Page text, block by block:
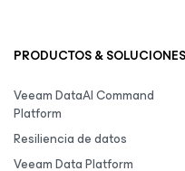
PRODUCTOS & SOLUCIONES
Veeam DataAI Command
Platform
Resiliencia de datos
Veeam Data Platform